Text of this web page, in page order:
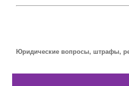
Юридические вопросы, штрафы,